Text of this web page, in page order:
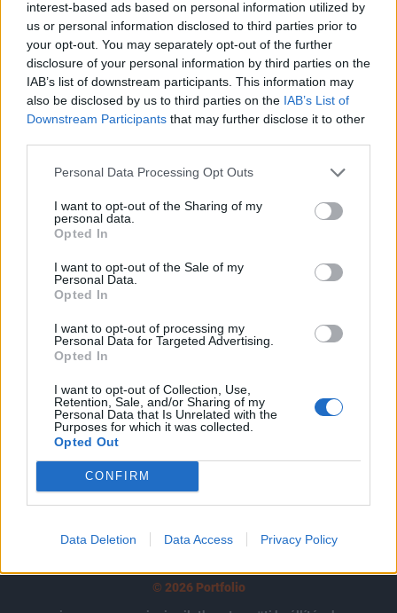
interest-based ads based on personal information utilized by
us or personal information disclosed to third parties prior to
your opt-out. You may separately opt-out of the further
disclosure of your personal information by third parties on the
IAB’s list of downstream participants. This information may
also be disclosed by us to third parties on the IAB’s List of
Downstream Participants that may further disclose it to other
Personal Data Processing Opt Outs
I want to opt-out of the Sharing of my
personal data.
Opted In
I want to opt-out of the Sale of my
Personal Data.
Opted In
I want to opt-out of processing my
Personal Data for Targeted Advertising.
Opted In
I want to opt-out of Collection, Use,
Retention, Sale, and/or Sharing of my
Personal Data that Is Unrelated with the
Purposes for which it was collected.
Opted Out
CONFIRM
Data Deletion Data Access Privacy Policy
összesített részesedést ért el a szél- és napenergia 2021-
ben a világ villamosenergia-termelésében. Az eredmény
javulása elsősorban 50 országnak köszönhető, ahol az
áramtermelés több mint egytizede szél- és napenergiából
jött, Magyarország pedig hat másik...
KEDVES OLVASÓNK!
tartozik, melynek olvasása előfizetéses
regisztrációhoz kötött.
Az előfizetés a következőket tartalmazza:
Portfolio.hu teljes cikkarchívum
kötéslistái
Előfizetés
MÁR ELŐFIZETŐNK VAGY?
© 2026 Portfolio